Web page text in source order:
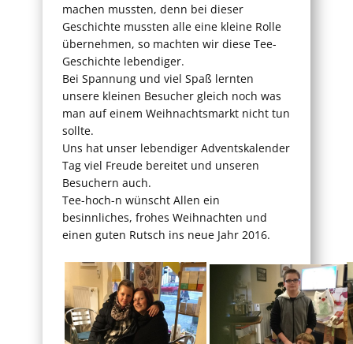
machen mussten, denn bei dieser
Geschichte mussten alle eine kleine Rolle
übernehmen, so machten wir diese Tee-
Geschichte lebendiger.
Bei Spannung und viel Spaß lernten
unsere kleinen Besucher gleich noch was
man auf einem Weihnachtsmarkt nicht tun
sollte.
Uns hat unser lebendiger Adventskalender
Tag viel Freude bereitet und unseren
Besuchern auch.
Tee-hoch-n wünscht Allen ein
besinnliches, frohes Weihnachten und
einen guten Rutsch ins neue Jahr 2016.